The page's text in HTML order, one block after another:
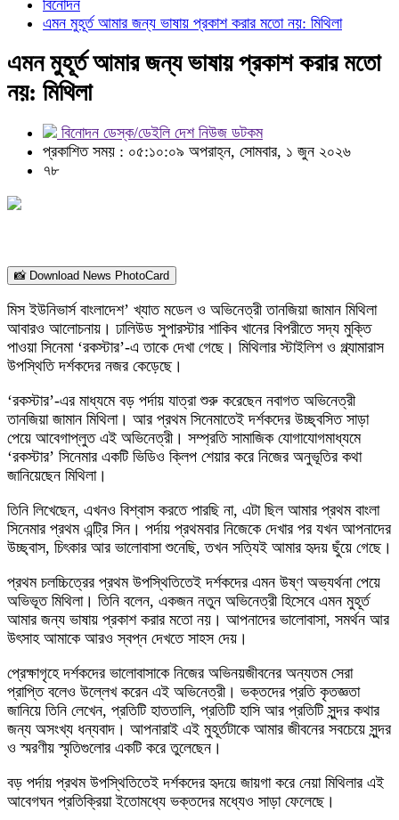
বিনোদন
এমন মুহূর্ত আমার জন্য ভাষায় প্রকাশ করার মতো নয়: মিথিলা
এমন মুহূর্ত আমার জন্য ভাষায় প্রকাশ করার মতো
নয়: মিথিলা
বিনোদন ডেস্ক/ডেইলি দেশ নিউজ ডটকম
প্রকাশিত সময় : ০৫:১০:০৯ অপরাহ্ন, সোমবার, ১ জুন ২০২৬
৭৮
📸 Download News PhotoCard
মিস ইউনিভার্স বাংলাদেশ’ খ্যাত মডেল ও অভিনেত্রী তানজিয়া জামান মিথিলা
আবারও আলোচনায়। ঢালিউড সুপারস্টার শাকিব খানের বিপরীতে সদ্য মুক্তি
পাওয়া সিনেমা ‘রকস্টার’-এ তাকে দেখা গেছে। মিথিলার স্টাইলিশ ও গ্ল্যামারাস
উপস্থিতি দর্শকদের নজর কেড়েছে।
‘রকস্টার’-এর মাধ্যমে বড় পর্দায় যাত্রা শুরু করেছেন নবাগত অভিনেত্রী
তানজিয়া জামান মিথিলা। আর প্রথম সিনেমাতেই দর্শকদের উচ্ছ্বসিত সাড়া
পেয়ে আবেগাপ্লুত এই অভিনেত্রী। সম্প্রতি সামাজিক যোগাযোগমাধ্যমে
‘রকস্টার’ সিনেমার একটি ভিডিও ক্লিপ শেয়ার করে নিজের অনুভূতির কথা
জানিয়েছেন মিথিলা।
তিনি লিখেছেন, এখনও বিশ্বাস করতে পারছি না, এটা ছিল আমার প্রথম বাংলা
সিনেমার প্রথম এন্ট্রি সিন। পর্দায় প্রথমবার নিজেকে দেখার পর যখন আপনাদের
উচ্ছ্বাস, চিৎকার আর ভালোবাসা শুনেছি, তখন সত্যিই আমার হৃদয় ছুঁয়ে গেছে।
প্রথম চলচ্চিত্রের প্রথম উপস্থিতিতেই দর্শকদের এমন উষ্ণ অভ্যর্থনা পেয়ে
অভিভূত মিথিলা। তিনি বলেন, একজন নতুন অভিনেত্রী হিসেবে এমন মুহূর্ত
আমার জন্য ভাষায় প্রকাশ করার মতো নয়। আপনাদের ভালোবাসা, সমর্থন আর
উৎসাহ আমাকে আরও স্বপ্ন দেখতে সাহস দেয়।
প্রেক্ষাগৃহে দর্শকদের ভালোবাসাকে নিজের অভিনয়জীবনের অন্যতম সেরা
প্রাপ্তি বলেও উল্লেখ করেন এই অভিনেত্রী। ভক্তদের প্রতি কৃতজ্ঞতা
জানিয়ে তিনি লেখেন, প্রতিটি হাততালি, প্রতিটি হাসি আর প্রতিটি সুন্দর কথার
জন্য অসংখ্য ধন্যবাদ। আপনারাই এই মুহূর্তটাকে আমার জীবনের সবচেয়ে সুন্দর
ও স্মরণীয় স্মৃতিগুলোর একটি করে তুলেছেন।
বড় পর্দায় প্রথম উপস্থিতিতেই দর্শকদের হৃদয়ে জায়গা করে নেয়া মিথিলার এই
আবেগঘন প্রতিক্রিয়া ইতোমধ্যে ভক্তদের মধ্যেও সাড়া ফেলেছে।